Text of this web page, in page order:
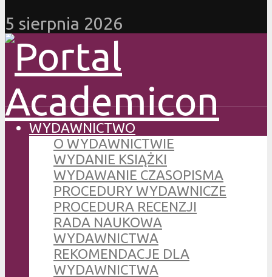
5 sierpnia 2026
WYDAWNICTWO
O WYDAWNICTWIE
WYDANIE KSIĄŻKI
WYDAWANIE CZASOPISMA
PROCEDURY WYDAWNICZE
PROCEDURA RECENZJI
RADA NAUKOWA
WYDAWNICTWA
REKOMENDACJE DLA
WYDAWNICTWA